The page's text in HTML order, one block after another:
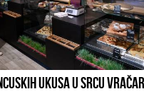
UKUSA U SRCU